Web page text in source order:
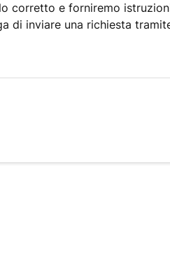
corretto e forniremo
di inviare una richiesta